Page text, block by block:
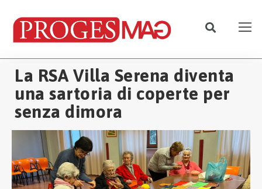
La RSA Villa Serena diventa
una sartoria di coperte per
senza dimora